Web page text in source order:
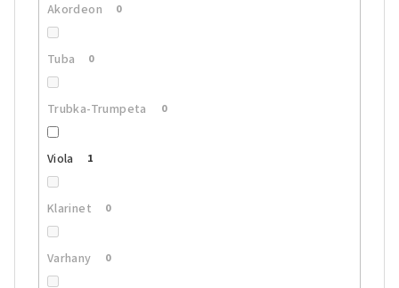
Akordeon 0
Tuba 0
Trubka-Trumpeta 0
Viola 1
Klarinet 0
Varhany 0